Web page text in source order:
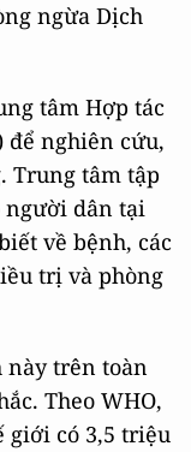
ngừa Dịch
tâm Hợp tác
để nghiên cứu,
Trung tâm tập
người dân tại
về bệnh, các
trị và phòng
này trên toàn
Theo WHO,
giới có 3,5 triệu